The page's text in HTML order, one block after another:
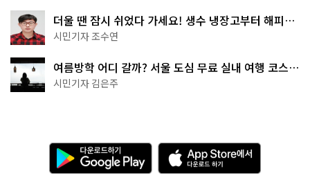
더울 땐 잠시 쉬었다 가세요! 생수 냉장고부터 해피소
·무더위쉼터까지
시민기자 조수연
여름방학 어디 갈까? 서울 도심 무료 실내 여행 코스
추천
시민기자 김은주
다
운
로
A
p
p